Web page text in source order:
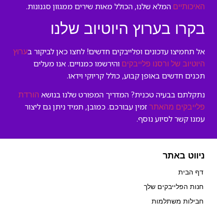
האיכותיים המלא שלנו, הכולל מאות שירים ממגוון סגנונות.
בקרו בערוץ היוטיוב שלנו
אל תחמיצו עדכונים ופלייבקים חדשים! לחצו כאן לביקור בערוץ
היוטיוב של ורסנו פלייבקים והירשמו כמנויים. אנו מעלים
תכנים חדשים באופן קבוע, כולל קריוקי וידאו.
נתקלתם בבעיה טכנית? המדריך המפורט שלנו בנושא הורדת
פלייבקים מהאתר זמין עבורכם. כמובן, תמיד ניתן גם ליצור
עמנו קשר לסיוע נוסף.
ניווט באתר
דף הבית
חנות הפלייבקים שלך
חבילות משתלמות